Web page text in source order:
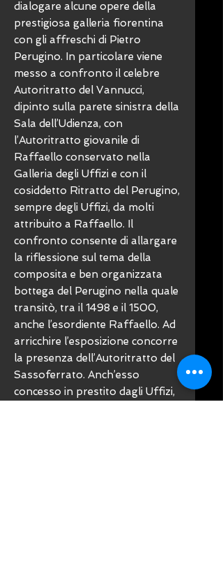
dialogare alcune opere della
prestigiosa galleria fiorentina
con gli affreschi di Pietro
Perugino. In particolare viene
messo a confronto il celebre
Autoritratto del Vannucci,
dipinto sulla parete sinistra della
Sala dell’Udienza, con
l’Autoritratto giovanile di
Raffaello conservato nella
Galleria degli Uffizi e con il
cosiddetto Ritratto del Perugino,
sempre degli Uffizi, da molti
attribuito a Raffaello. Il
confronto consente di allargare
la riflessione sul tema della
composita e ben organizzata
bottega del Perugino nella quale
transitò, tra il 1498 e il 1500,
anche l’esordiente Raffaello. Ad
arricchire l’esposizione concorre
la presenza dell’Autoritratto del
Sassoferrato. Anch’esso
concesso in prestito dagli Uffizi,